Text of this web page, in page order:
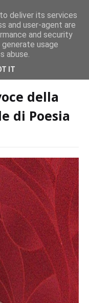
il programma
della Scuola
della
di Poesia
deliver its services
and user-agent are
and security
usage
abuse.
IT